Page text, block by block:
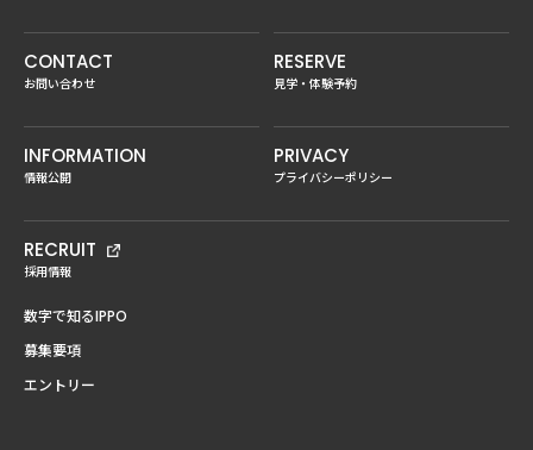
CONTACT
お問い合わせ
RESERVE
見学・体験予約
INFORMATION
情報公開
PRIVACY
プライバシーポリシー
RECRUIT
採用情報
数字で知るIPPO
募集要項
エントリー